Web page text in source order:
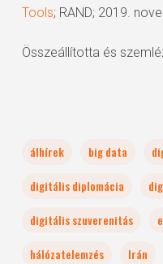
Tools; RAND; 2019.
Összeállította és
álhírek big data
digitális diplomácia
digitális szuverenitás
hálózatelemzés
Irán